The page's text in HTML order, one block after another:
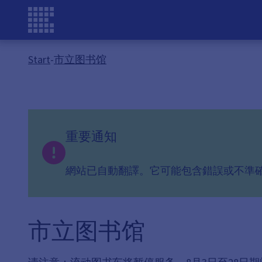
Start-市立图书馆
重要通知
網站已自動翻譯。它可能包含錯誤或不準
市立图书馆